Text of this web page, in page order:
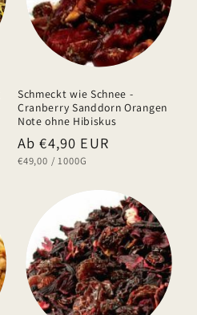
Schmeckt wie Schnee -
Cranberry Sanddorn Orangen
Note ohne Hibiskus
Normaler
Preis
Ab €4,90 EUR
GRUNDPREIS
€49,00 / PRO
1000G